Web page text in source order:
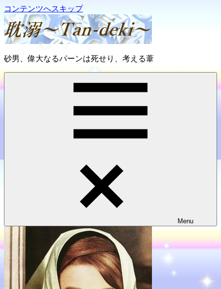
コンテンツへスキップ
耽
砂男、偉大なるパーンは死せり、考える葦
Menu